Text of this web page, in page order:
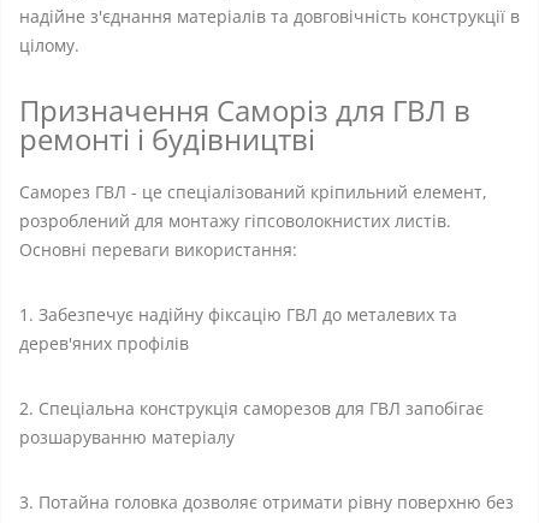
надійне з'єднання матеріалів та довговічність конструкції в
цілому.
Призначення Саморіз для ГВЛ в
ремонті і будівництві
Саморез ГВЛ - це спеціалізований кріпильний елемент,
розроблений для монтажу гіпсоволокнистих листів.
Основні переваги використання:
1. Забезпечує надійну фіксацію ГВЛ до металевих та
дерев'яних профілів
2. Спеціальна конструкція саморезов для ГВЛ запобігає
розшаруванню матеріалу
3. Потайна головка дозволяє отримати рівну поверхню без